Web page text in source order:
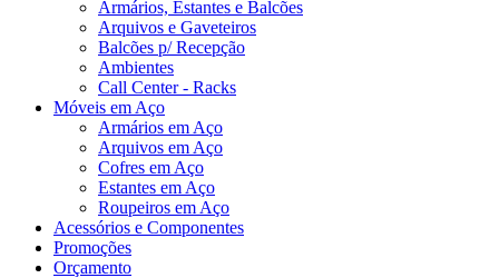
Armários, Estantes e Balcões
Arquivos e Gaveteiros
Balcões p/ Recepção
Ambientes
Call Center - Racks
Móveis em Aço
Armários em Aço
Arquivos em Aço
Cofres em Aço
Estantes em Aço
Roupeiros em Aço
Acessórios e Componentes
Promoções
Orçamento